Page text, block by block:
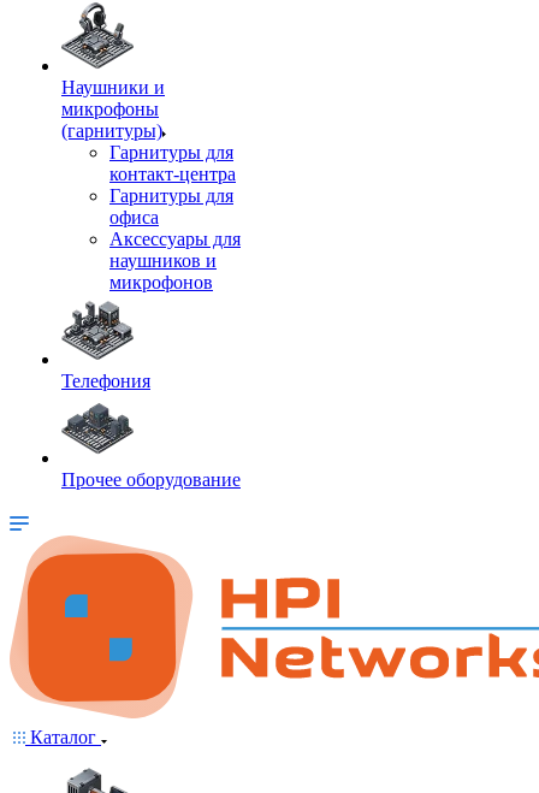
Наушники и
микрофоны
(гарнитуры)
Гарнитуры для
контакт-центра
Гарнитуры для
офиса
Аксессуары для
наушников и
микрофонов
Телефония
Прочее оборудование
Каталог